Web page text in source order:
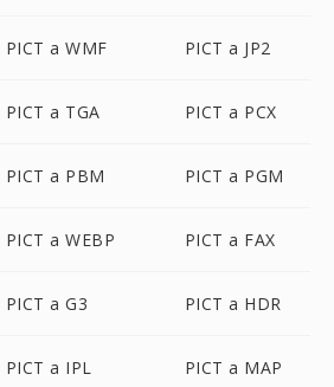
PICT a WMF PICT a JP2
PICT a TGA PICT a PCX
PICT a PBM PICT a PGM
PICT a WEBP PICT a FAX
PICT a G3 PICT a HDR
PICT a IPL PICT a MAP